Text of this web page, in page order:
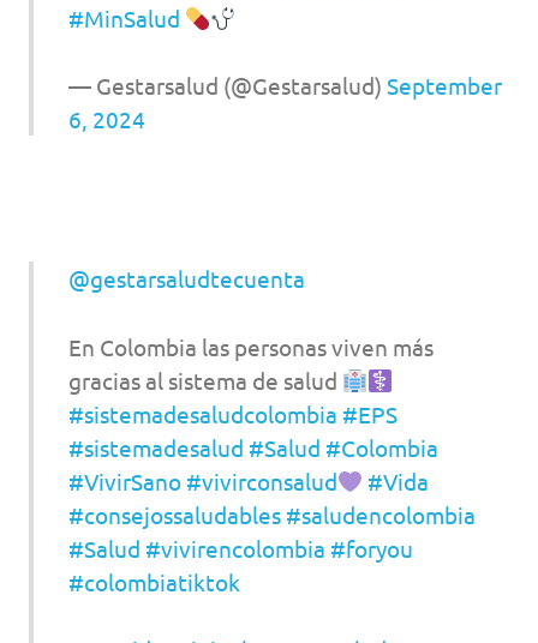
#MinSalud
— Gestarsalud (@Gestarsalud) September
6, 2024
@gestarsaludtecuenta
En Colombia las personas viven más
gracias al sistema de salud
#sistemadesaludcolombia #EPS
#sistemadesalud #Salud #Colombia
#VivirSano #vivirconsalud
#Vida
#consejossaludables #saludencolombia
#Salud #vivirencolombia #foryou
#colombiatiktok